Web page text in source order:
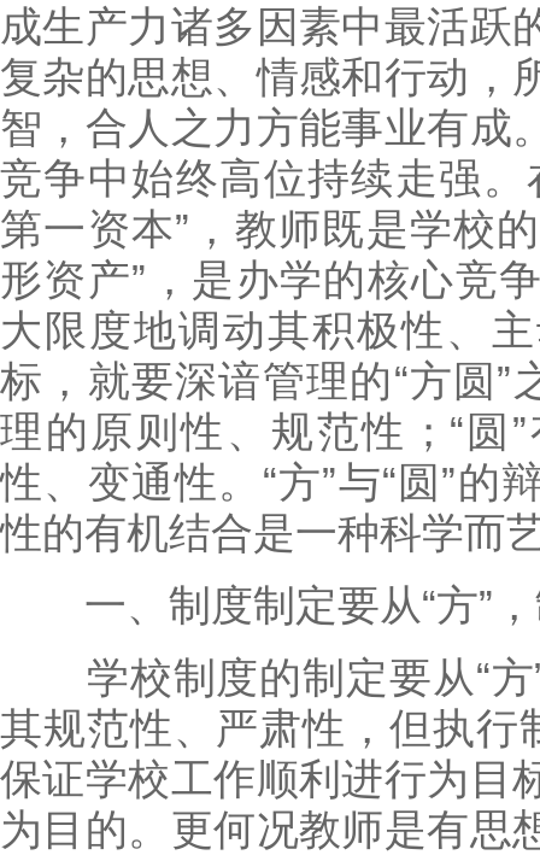
成生产力诸多因素中最活跃
复杂的思想、情感和行动，
智，合人之力方能事业有成
竞争中始终高位持续走强
第一资本”，教师既是学校
形资产”，是办学的核心竞
大限度地调动其积极性、
标，就要深谙管理的“方圆”
理的原则性、规范性；“圆
性、变通性。“方”与“圆”的
性的有机结合是一种科学而
一、制度制定要从“方”，
学校制度的制定要从“方
其规范性、严肃性，但执行
保证学校工作顺利进行为目
为目的。更何况教师是有思